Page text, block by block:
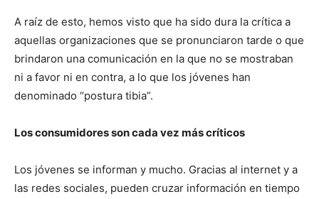
A raíz de esto, hemos visto que ha sido dura la crítica a
aquellas organizaciones que se pronunciaron tarde o que
brindaron una comunicación en la que no se mostraban
ni a favor ni en contra, a lo que los jóvenes han
denominado “postura tibia”.
Los consumidores son cada vez más críticos
Los jóvenes se informan y mucho. Gracias al internet y a
las redes sociales, pueden cruzar información en tiempo